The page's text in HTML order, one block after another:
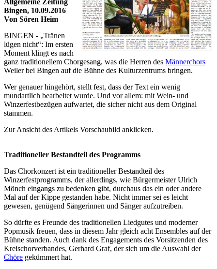
Allgemeine Zeitung
Bingen, 10.09.2016
Von Sören Heim
BINGEN - „Tränen
lügen nicht“: Im ersten
Moment klingt es nach
ganz traditionellem Chorgesang, was die Herren des Männerchors
Weiler bei Bingen auf die Bühne des Kulturzentrums bringen.
Wer genauer hingehört, stellt fest, dass der Text ein wenig
mundartlich bearbeitet wurde. Und vor allem: mit Wein- und
Winzerfestbezügen aufwartet, die sicher nicht aus dem Original
stammen.
Zur Ansicht des Artikels Vorschaubild anklicken.
Traditioneller Bestandteil des Programms
Das Chorkonzert ist ein traditioneller Bestandteil des
Winzerfestprogramms, der allerdings, wie Bürgermeister Ulrich
Mönch eingangs zu bedenken gibt, durchaus das ein oder andere
Mal auf der Kippe gestanden habe. Nicht immer sei es leicht
gewesen, genügend Sängerinnen und Sänger aufzutreiben.
So dürfte es Freunde des traditionellen Liedgutes und moderner
Popmusik freuen, dass in diesem Jahr gleich acht Ensembles auf der
Bühne standen. Auch dank des Engagements des Vorsitzenden des
Kreischorverbandes, Gerhard Graf, der sich um die Auswahl der
Chöre gekümmert hat.